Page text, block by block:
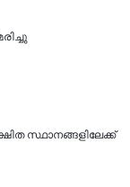
സ്ഥാനങ്ങളിലേക്ക്